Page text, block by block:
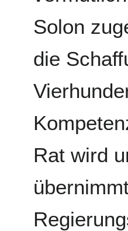
Solon
die
Rat wird